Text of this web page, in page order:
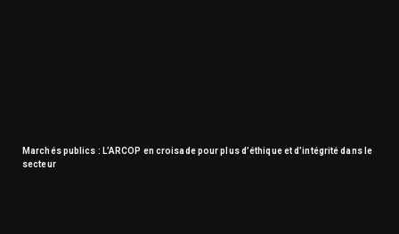
Marchés publics : L’ARCOP en croisade pour plus d’éthique et d’intégrité dans le
secteur